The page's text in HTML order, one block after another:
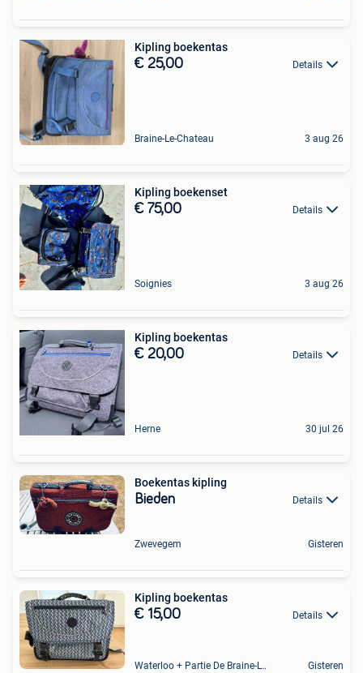
Kipling boekentas
€ 25,00 Details
Braine-Le-Chateau 3 aug 26
Kipling boekenset
€ 75,00 Details
Soignies 3 aug 26
Kipling boekentas
€ 20,00 Details
Herne 30 jul 26
Boekentas kipling
Bieden Details
Zwevegem Gisteren
Kipling boekentas
€ 15,00 Details
Waterloo + Partie De Braine-L'Alleud, De Ohain Gisteren